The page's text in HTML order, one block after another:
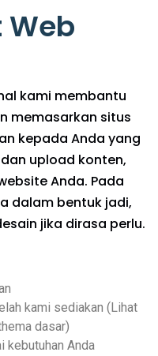
Web
kami membantu
memasarkan situs
kepada Anda yang
upload konten,
Anda. Pada
dalam bentuk jadi,
jika dirasa perlu.
kami sediakan (Lihat
dasar)
kebutuhan Anda